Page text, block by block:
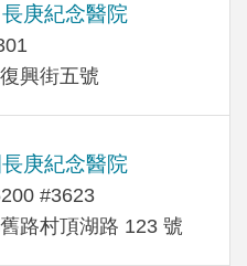
庚紀念醫院
興街五號
庚紀念醫院
#3623
路村頂湖路 123 號